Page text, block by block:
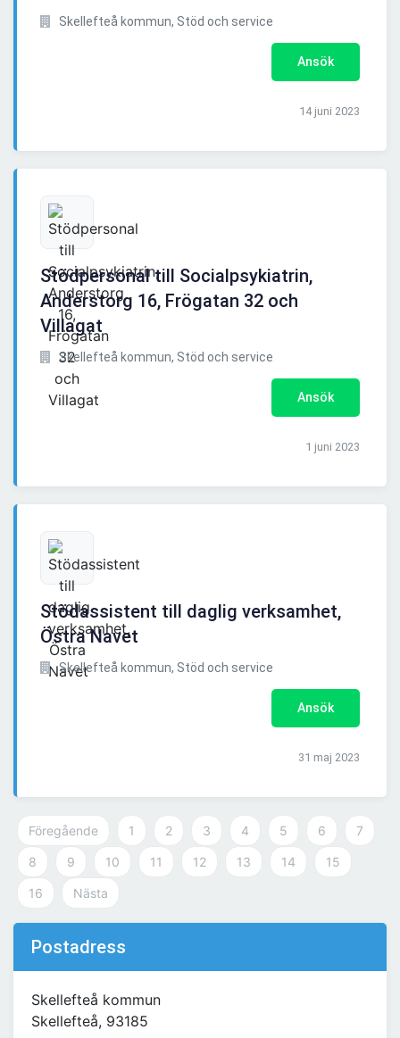
Skellefteå kommun, Stöd och service
Ansök
14 juni 2023
Stödpersonal till Socialpsykiatrin,
Anderstorg 16, Frögatan 32 och
Villagat
Skellefteå kommun, Stöd och service
Ansök
1 juni 2023
Stödassistent till daglig verksamhet,
Östra Navet
Skellefteå kommun, Stöd och service
Ansök
31 maj 2023
Föregående 1 2 3 4 5 6 7
8 9 10 11 12 13 14 15
16 Nästa
Postadress
Skellefteå kommun
Skellefteå, 93185